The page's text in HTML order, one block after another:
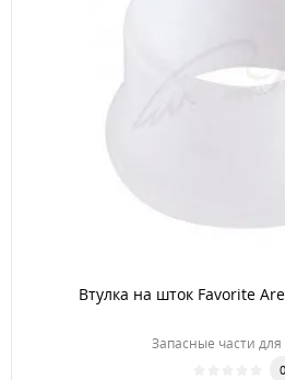
Втулка на шток Favorite
Запасные части
0